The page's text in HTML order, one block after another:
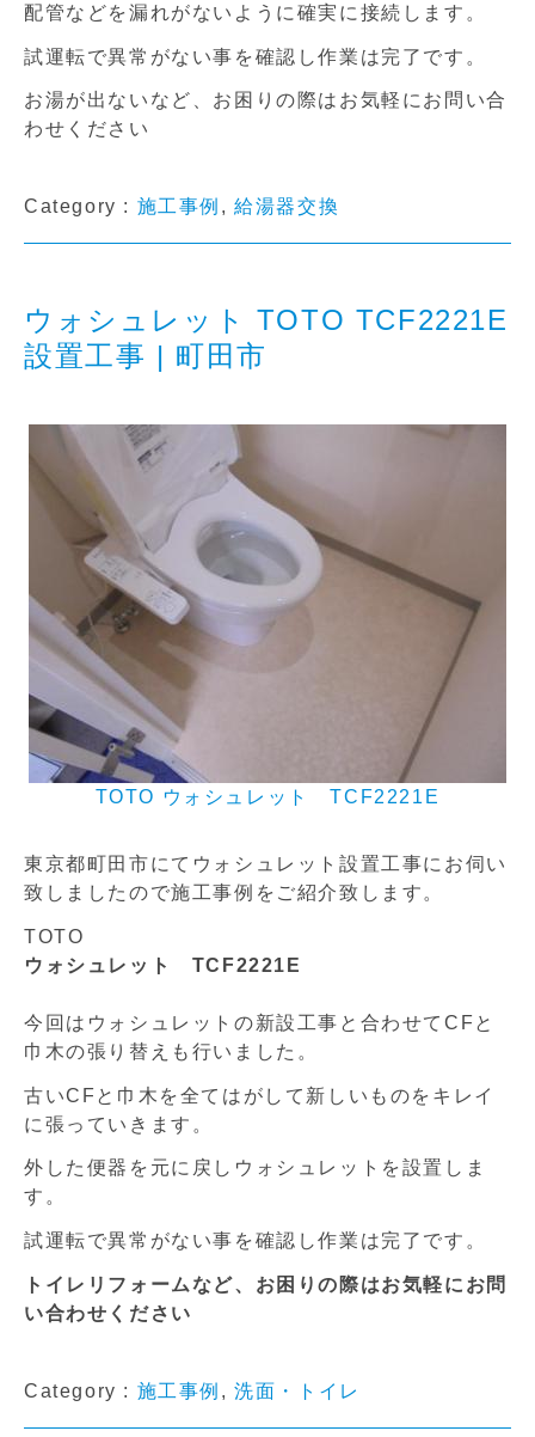
配管などを漏れがないように確実に接続します。
試運転で異常がない事を確認し作業は完了です。
お湯が出ないなど、お困りの際はお気軽にお問い合
わせください
Category : 施工事例 ,給湯器交換
ウォシュレット TOTO TCF2221E
設置工事 | 町田市
TOTO ウォシュレット TCF2221E
東京都町田市にてウォシュレット設置工事にお伺い
致しましたので施工事例をご紹介致します。
TOTO
ウォシュレット TCF2221E
今回はウォシュレットの新設工事と合わせてCFと
巾木の張り替えも行いました。
古いCFと巾木を全てはがして新しいものをキレイ
に張っていきます。
外した便器を元に戻しウォシュレットを設置しま
す。
試運転で異常がない事を確認し作業は完了です。
トイレリフォームなど、お困りの際はお気軽にお問
い合わせください
Category : 施工事例 ,洗面・トイレ